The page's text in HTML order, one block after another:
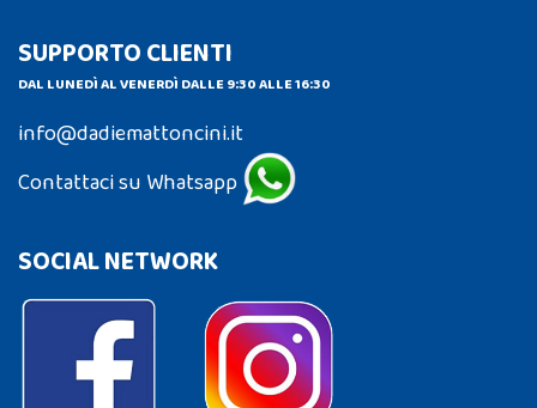
SUPPORTO CLIENTI
DAL LUNEDÌ AL VENERDÌ DALLE 9:30 ALLE 16:30
info@dadiemattoncini.it
Contattaci su Whatsapp
SOCIAL NETWORK